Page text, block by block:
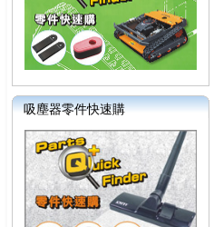
吸塵器零件快速購